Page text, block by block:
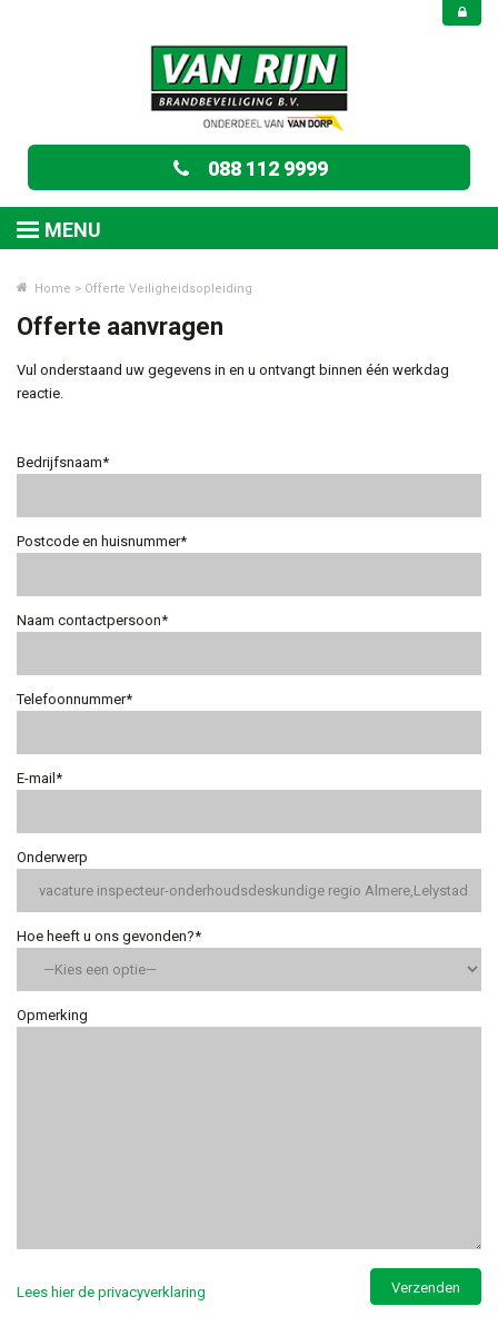
088 112 9999
MENU
Home > Offerte Veiligheidsopleiding
Offerte aanvragen
Vul onderstaand uw gegevens in en u ontvangt binnen één werkdag
reactie.
Bedrijfsnaam*
Postcode en huisnummer*
Naam contactpersoon*
Telefoonnummer*
E-mail*
Onderwerp
Hoe heeft u ons gevonden?*
Opmerking
Lees hier de privacyverklaring